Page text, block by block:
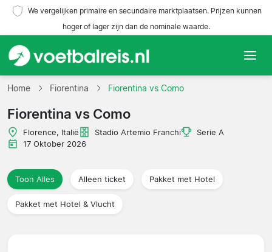
We vergelijken primaire en secundaire marktplaatsen. Prijzen kunnen
hoger of lager zijn dan de nominale waarde.
Home
Teams
Competities
Reisorganisaties
Home Fiorentina Fiorentina vs Como
Fiorentina vs Como
Florence, Italië Stadio Artemio Franchi
Serie A
17 Oktober 2026
Toon Alles Alleen ticket Pakket met Hotel
Pakket met Hotel & Vlucht